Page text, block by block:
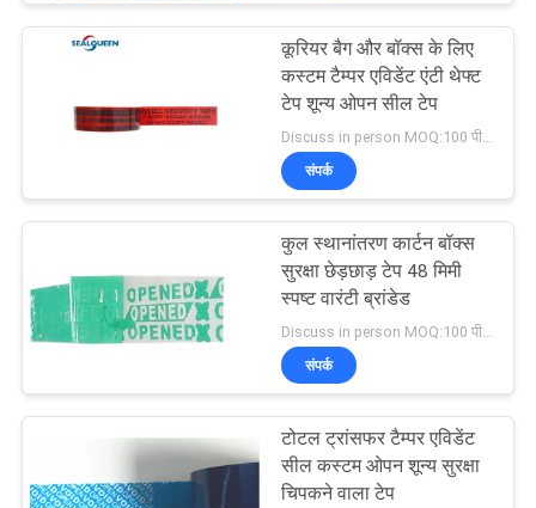
भ्रमण
नियंत्रण
संपर्क
करें
एक
कूरियर बैग और बॉक्स के लिए
कस्टम टैम्पर एविडेंट एंटी थेफ्ट
टेप शून्य ओपन सील टेप
संपर्क
कुल स्थानांतरण कार्टन बॉक्स
सुरक्षा छेड़छाड़ टेप 48 मिमी
स्पष्ट वारंटी ब्रांडेड
संपर्क
टोटल ट्रांसफर टैम्पर एविडेंट
सील कस्टम ओपन शून्य सुरक्षा
चिपकने वाला टेप